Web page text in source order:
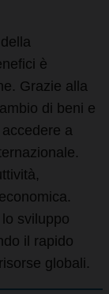
è
Grazie alla
di beni e
a
sviluppo
il rapido
globali.